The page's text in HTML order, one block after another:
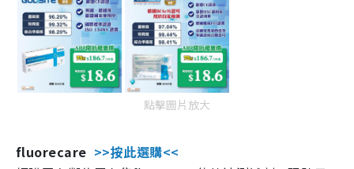
點擊圖片放大
fluorecare >>按此選購<<